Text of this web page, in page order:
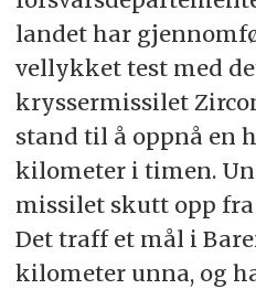
landet har
vellykket test med
kryssermissilet
stand til å oppnå en
kilometer i timen.
missilet skutt opp
Det traff et mål i
kilometer unna, og